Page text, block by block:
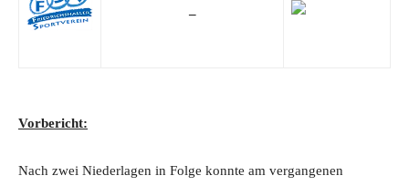
–
Vorbericht:
Nach zwei Niederlagen in Folge konnte am vergangenen